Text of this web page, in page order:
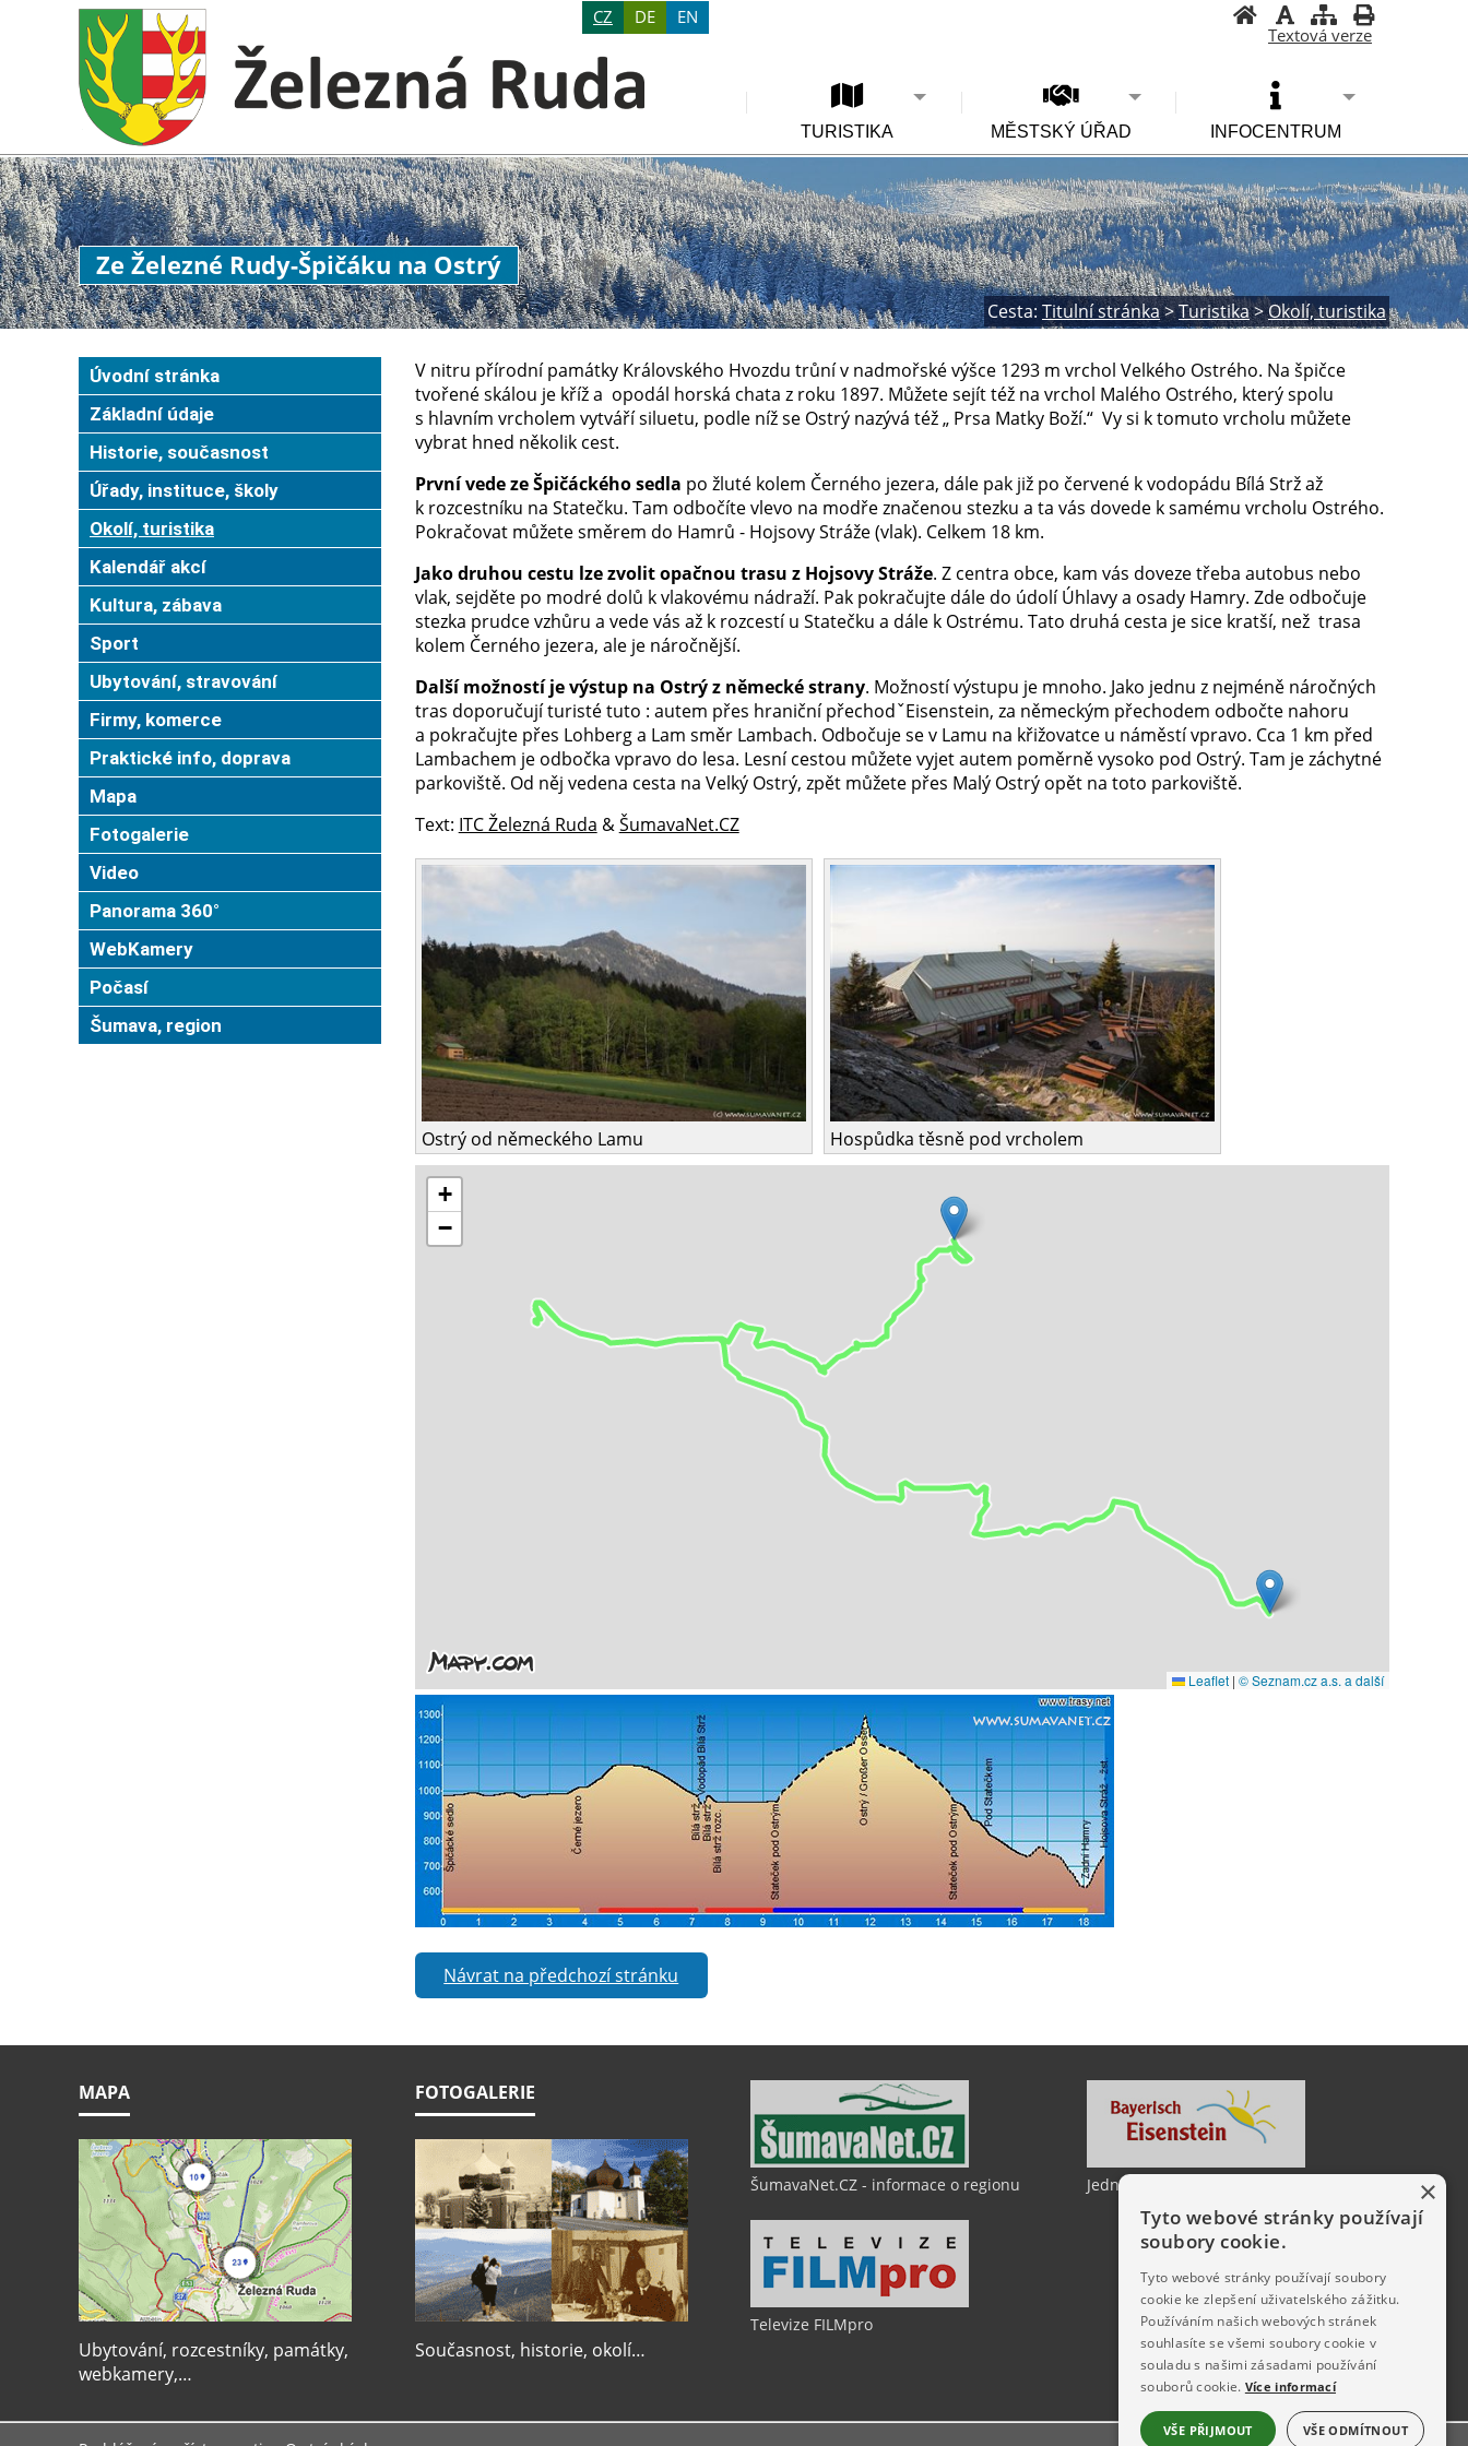
CZ DE EN
Textová verze
TURISTIKA MĚSTSKÝ ÚŘAD INFOCENTRUM
Ze Železné Rudy-Špičáku na Ostrý
Cesta: Titulní stránka>Turistika>Okolí, turistika
Úvodní stránka
Základní údaje
Historie, současnost
Úřady, instituce, školy
Okolí, turistika
Kalendář akcí
Kultura, zábava
Sport
Ubytování, stravování
Firmy, komerce
Praktické info, doprava
Mapa
Fotogalerie
Video
Panorama 360°
WebKamery
Počasí
Šumava, region
V nitru přírodní památky Královského Hvozdu trůní v nadmořské výšce 1293 m vrchol Velkého Ostrého. Na špičce
tvořené skálou je kříž a opodál horská chata z roku 1897. Můžete sejít též na vrchol Malého Ostrého, který spolu
s hlavním vrcholem vytváří siluetu, podle níž se Ostrý nazývá též „ Prsa Matky Boží.“ Vy si k tomuto vrcholu můžete
vybrat hned několik cest.
První vede ze Špičáckého sedla po žluté kolem Černého jezera, dále pak již po červené k vodopádu Bílá Strž až
k rozcestníku na Statečku. Tam odbočíte vlevo na modře značenou stezku a ta vás dovede k samému vrcholu Ostrého.
Pokračovat můžete směrem do Hamrů - Hojsovy Stráže (vlak). Celkem 18 km.
Jako druhou cestu lze zvolit opačnou trasu z Hojsovy Stráže. Z centra obce, kam vás doveze třeba autobus nebo
vlak, sejděte po modré dolů k vlakovému nádraží. Pak pokračujte dále do údolí Úhlavy a osady Hamry. Zde odbočuje
stezka prudce vzhůru a vede vás až k rozcestí u Statečku a dále k Ostrému. Tato druhá cesta je sice kratší, než trasa
kolem Černého jezera, ale je náročnější.
Další možností je výstup na Ostrý z německé strany. Možností výstupu je mnoho. Jako jednu z nejméně náročných
tras doporučují turisté tuto : autem přes hraniční přechodˇEisenstein, za německým přechodem odbočte nahoru
a pokračujte přes Lohberg a Lam směr Lambach. Odbočuje se v Lamu na křižovatce u náměstí vpravo. Cca 1 km před
Lambachem je odbočka vpravo do lesa. Lesní cestou můžete vyjet autem poměrně vysoko pod Ostrý. Tam je záchytné
parkoviště. Od něj vedena cesta na Velký Ostrý, zpět můžete přes Malý Ostrý opět na toto parkoviště.
Text: ITC Železná Ruda &ŠumavaNet.CZ
Ostrý od německého Lamu Hospůdka těsně pod vrcholem
Návrat na předchozí stránku
MAPA
Ubytování, rozcestníky, památky,
webkamery,…
FOTOGALERIE
Současnost, historie, okolí…
ŠumavaNet.CZ - informace o regionu
Televize FILMpro
Jedno město, dvě země ×
Tyto webové stránky používají
soubory cookie.
Tyto webové stránky používají soubory
cookie ke zlepšení uživatelského zážitku.
Používáním našich webových stránek
souhlasíte se všemi soubory cookie v
souladu s našimi zásadami používání
souborů cookie. Více informací
VŠE PŘIJMOUT VŠE ODMÍTNOUT